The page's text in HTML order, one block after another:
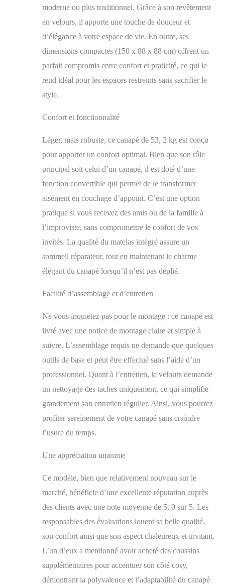
moderne ou plus traditionnel. Grâce à son revêtement
en velours, il apporte une touche de douceur et
d’élégance à votre espace de vie. En outre, ses
dimensions compactes (150 x 88 x 88 cm) offrent un
parfait compromis entre confort et praticité, ce qui le
rend idéal pour les espaces restreints sans sacrifier le
style.
Confort et fonctionnalité
Léger, mais robuste, ce canapé de 53, 2 kg est conçu
pour apporter un confort optimal. Bien que son rôle
principal soit celui d’un canapé, il est doté d’une
fonction convertible qui permet de le transformer
aisément en couchage d’appoint. C’est une option
pratique si vous recevez des amis ou de la famille à
l’improviste, sans compromettre le confort de vos
invités. La qualité du matelas intégré assure un
sommeil réparateur, tout en maintenant le charme
élégant du canapé lorsqu’il n’est pas déplié.
Facilité d’assemblage et d’entretien
Ne vous inquiétez pas pour le montage : ce canapé est
livré avec une notice de montage claire et simple à
suivre. L’assemblage requis ne demande que quelques
outils de base et peut être effectué sans l’aide d’un
professionnel. Quant à l’entretien, le velours demande
un nettoyage des taches uniquement, ce qui simplifie
grandement son entretien régulier. Ainsi, vous pourrez
profiter sereinement de votre canapé sans craindre
l’usure du temps.
Une appréciation unanime
Ce modèle, bien que relativement nouveau sur le
marché, bénéficie d’une excellente réputation auprès
des clients avec une note moyenne de 5, 0 sur 5. Les
responsables des évaluations louent sa belle qualité,
son confort ainsi que son aspect chaleureux et invitant.
L’un d’eux a mentionné avoir acheté des coussins
supplémentaires pour accentuer son côté cosy,
démontrant la polyvalence et l’adaptabilité du canapé